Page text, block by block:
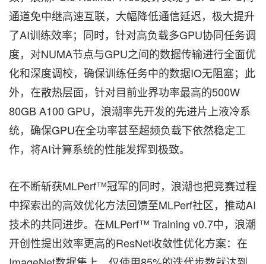
通道免中继高速互联，大幅降低通信延迟，极大提升
了AI训练效率；同时，针对高负载多GPU协同任务调
度，对NUMA节点与GPU之间的数据传输进行全面优
化和深度调校，确保训练任务中的数据IO无阻塞；此
外，在散热层面，针对目前业界功率最高的500W
80GB A100 GPU，浪潮率先开发的先进片上液冷系
统，确保GPU在全功率甚至超频负载下依然稳定工
作，将AI计算系统的性能发挥到极致。
在不断斩获MLPerf™冠军的同时，浪潮也把竞赛过程
中探索出的高效优化方法回馈至MLPerf社区，推动AI
技术的共同进步。在MLPerf™ Training v0.7中，浪潮
开创性提出效率更高的ResNet收敛性优化方案：在